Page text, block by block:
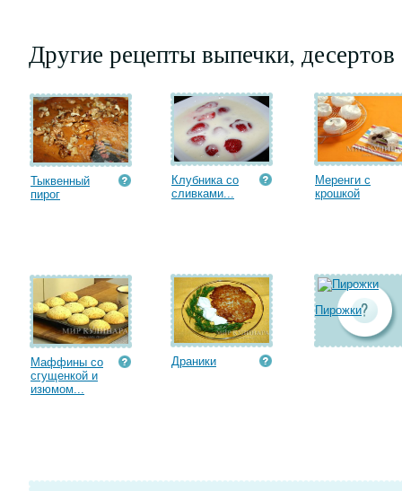
Другие рецепты выпечки, десертов
Тыквенный
пирог
Клубника со
сливками...
Меренги с
крошкой
Маффины со
сгущенкой и
изюмом...
Драники
Пирожки